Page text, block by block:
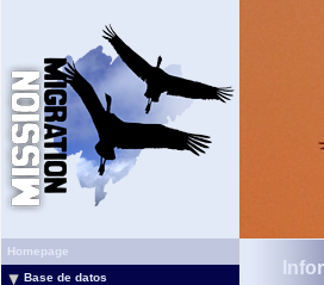
Homepage
Base de datos